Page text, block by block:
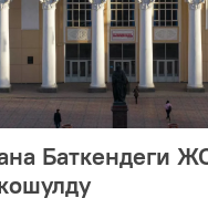
Баткендеги